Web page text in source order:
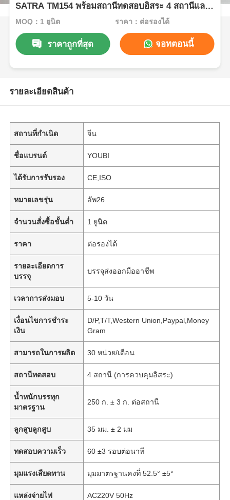
SATRA TM154 พร้อมสถานีทดสอบอิสระ 4 สถานีและ
มุมเสียดสี 52.5° สำหรับการทดสอบความทนทาน
MOQ：1 ยูนิต ราคา：ต่อรองได้
ราคาถูกที่สุด จอทตอนนี้
รายละเอียดสินค้า
สถานที่กำเนิด จีน
ชื่อแบรนด์ YOUBI
ได้รับการรับรอง CE,ISO
หมายเลขรุ่น อัพ26
จำนวนสั่งซื้อขั้นต่ำ 1 ยูนิต
ราคา ต่อรองได้
รายละเอียดการ
บรรจุ
บรรจุส่งออกมืออาชีพ
เวลาการส่งมอบ 5-10 วัน
เงื่อนไขการชำระ
เงิน
D/P,T/T,Western Union,Paypal,Money
Gram
สามารถในการผลิต 30 หน่วย/เดือน
สถานีทดสอบ 4 สถานี (การควบคุมอิสระ)
น้ำหนักบรรทุก
มาตรฐาน
250 ก. ± 3 ก. ต่อสถานี
ลูกสูบลูกสูบ 35 มม. ± 2 มม
ทดสอบความเร็ว 60 ±3 รอบต่อนาที
มุมแรงเสียดทาน มุมมาตรฐานคงที่ 52.5° ±5°
แหล่งจ่ายไฟ AC220V 50Hz